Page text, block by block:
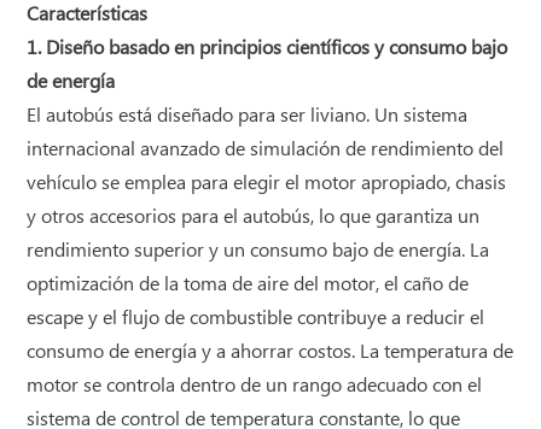
Características
1. Diseño basado en principios científicos y consumo bajo
de energía
El autobús está diseñado para ser liviano. Un sistema
internacional avanzado de simulación de rendimiento del
vehículo se emplea para elegir el motor apropiado, chasis
y otros accesorios para el autobús, lo que garantiza un
rendimiento superior y un consumo bajo de energía. La
optimización de la toma de aire del motor, el caño de
escape y el flujo de combustible contribuye a reducir el
consumo de energía y a ahorrar costos. La temperatura de
motor se controla dentro de un rango adecuado con el
sistema de control de temperatura constante, lo que